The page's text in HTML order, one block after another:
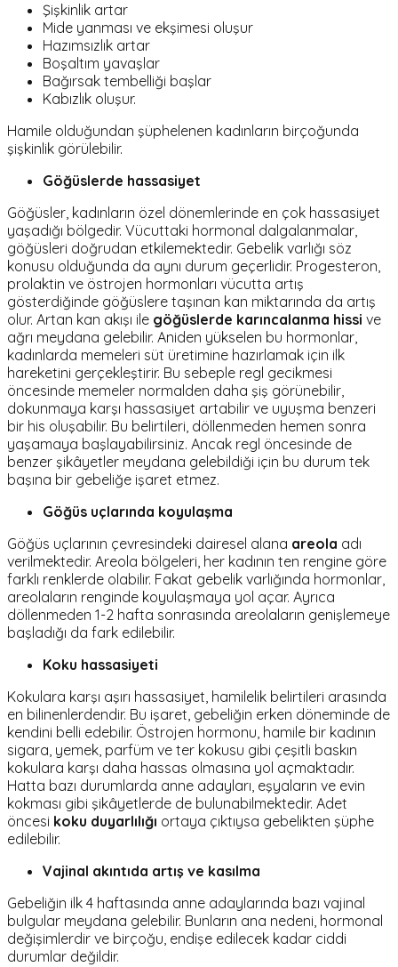
Şişkinlik artar
Mide yanması ve ekşimesi oluşur
Hazımsızlık artar
Boşaltım yavaşlar
Bağırsak tembelliği başlar
Kabızlık oluşur.
Hamile olduğundan şüphelenen kadınların birçoğunda
şişkinlik görülebilir.
Göğüslerde hassasiyet
Göğüsler, kadınların özel dönemlerinde en çok hassasiyet
yaşadığı bölgedir. Vücuttaki hormonal dalgalanmalar,
göğüsleri doğrudan etkilemektedir. Gebelik varlığı söz
konusu olduğunda da aynı durum geçerlidir. Progesteron,
prolaktin ve östrojen hormonları vücutta artış
gösterdiğinde göğüslere taşınan kan miktarında da artış
olur. Artan kan akışı ile göğüslerde karıncalanma hissi ve
ağrı meydana gelebilir. Aniden yükselen bu hormonlar,
kadınlarda memeleri süt üretimine hazırlamak için ilk
hareketini gerçekleştirir. Bu sebeple regl gecikmesi
öncesinde memeler normalden daha şiş görünebilir,
dokunmaya karşı hassasiyet artabilir ve uyuşma benzeri
bir his oluşabilir. Bu belirtileri, döllenmeden hemen sonra
yaşamaya başlayabilirsiniz. Ancak regl öncesinde de
benzer şikâyetler meydana gelebildiği için bu durum tek
başına bir gebeliğe işaret etmez.
Göğüs uçlarında koyulaşma
Göğüs uçlarının çevresindeki dairesel alana areola adı
verilmektedir. Areola bölgeleri, her kadının ten rengine göre
farklı renklerde olabilir. Fakat gebelik varlığında hormonlar,
areolaların renginde koyulaşmaya yol açar. Ayrıca
döllenmeden 1-2 hafta sonrasında areolaların genişlemeye
başladığı da fark edilebilir.
Koku hassasiyeti
Kokulara karşı aşırı hassasiyet, hamilelik belirtileri arasında
en bilinenlerdendir. Bu işaret, gebeliğin erken döneminde de
kendini belli edebilir. Östrojen hormonu, hamile bir kadının
sigara, yemek, parfüm ve ter kokusu gibi çeşitli baskın
kokulara karşı daha hassas olmasına yol açmaktadır.
Hatta bazı durumlarda anne adayları, eşyaların ve evin
kokması gibi şikâyetlerde de bulunabilmektedir. Adet
öncesi koku duyarlılığı ortaya çıktıysa gebelikten şüphe
edilebilir.
Vajinal akıntıda artış ve kasılma
Gebeliğin ilk 4 haftasında anne adaylarında bazı vajinal
bulgular meydana gelebilir. Bunların ana nedeni, hormonal
değişimlerdir ve birçoğu, endişe edilecek kadar ciddi
durumlar değildir.